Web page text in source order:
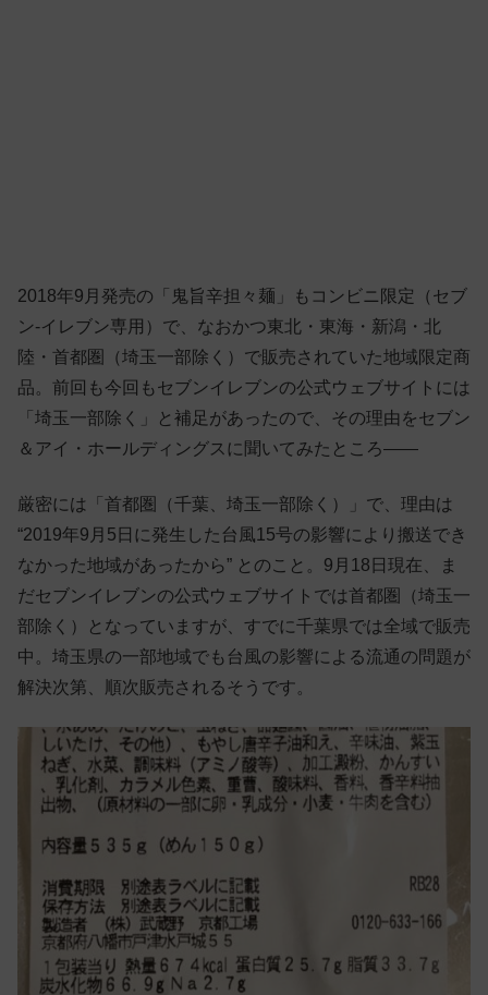
2018年9月発売の「鬼旨辛担々麺」もコンビニ限定（セブ
ン-イレブン専用）で、なおかつ東北・東海・新潟・北
陸・首都圏（埼玉一部除く）で販売されていた地域限定商
品。前回も今回もセブンイレブンの公式ウェブサイトには
「埼玉一部除く」と補足があったので、その理由をセブン
＆アイ・ホールディングスに聞いてみたところ——
厳密には「首都圏（千葉、埼玉一部除く）」で、理由は
“2019年9月5日に発生した台風15号の影響により搬送でき
なかった地域があったから” とのこと。9月18日現在、ま
だセブンイレブンの公式ウェブサイトでは首都圏（埼玉一
部除く）となっていますが、すでに千葉県では全域で販売
中。埼玉県の一部地域でも台風の影響による流通の問題が
解決次第、順次販売されるそうです。